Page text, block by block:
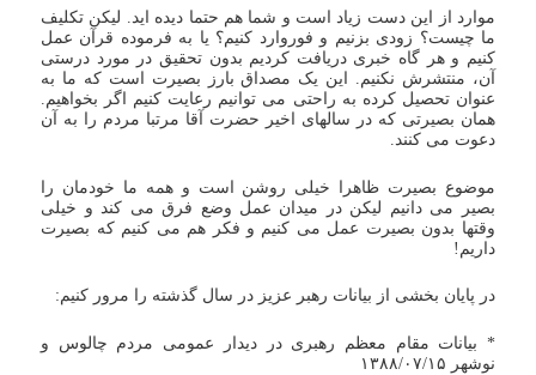
موارد از این دست زیاد است و شما هم حتما دیده اید. لیکن تکلیف
ما چیست؟ زودی بزنیم و فوروارد کنیم؟ یا به فرموده قرآن عمل
کنیم و هر گاه خبری دریافت کردیم بدون تحقیق در مورد درستی
آن، منتشرش نکنیم. این یک مصداق بارز بصیرت است که ما به
عنوان تحصیل کرده به راحتی می توانیم رعایت کنیم اگر بخواهیم.
همان بصیرتی که در سالهای اخیر حضرت آقا مرتبا مردم را به آن
دعوت می کنند.
موضوع بصیرت ظاهرا خیلی روشن است و همه ما خودمان را
بصیر می دانیم لیکن در میدان عمل وضع فرق می کند و خیلی
وقتها بدون بصیرت عمل می کنیم و فکر هم می کنیم که بصیرت
داریم!
در پایان بخشی از بیانات رهبر عزیز در سال گذشته را مرور کنیم:
* بیانات مقام معظم رهبری در دیدار عمومى مردم چالوس و
نوشهر ۱۳۸۸/۰۷/۱۵